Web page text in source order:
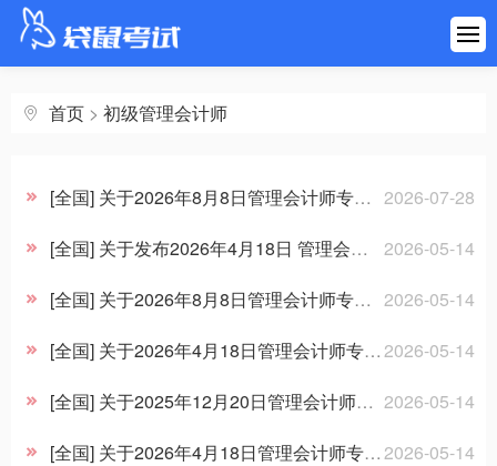
首页
建筑工程
财会金融
职业资格
学历考研
首页 > 初级管理会计师
2026-07-28
[全国] 关于2026年8月8日管理会计师专业能力（PCMA） ​初级居家线上考试相关事项的通知 （ 中总秘〔2026〕106号）
2026-05-14
[全国] 关于发布2026年4月18日 管理会计师专业能力（PCMA）初级考试成绩的公告（中总秘〔2026〕65号）
2026-05-14
[全国] 关于2026年8月8日管理会计师专业能力（PCMA） 初级考试相关事项的通知 （中总秘〔2026〕64号）
2026-05-14
[全国] 关于2026年4月18日管理会计师专业能力（PCMA） ​初级居家线上考试相关事项的通知（中总秘〔2026〕59号）
2026-05-14
[全国] ​关于2025年12月20日管理会计师专业能力（PCMA） 初级考试成绩的公告（中总秘〔2026〕1号）
2026-05-14
[全国] 关于2026年4月18日管理会计师专业能力（PCMA） ​初级考试相关事项的通知（中总秘〔2025〕143号）